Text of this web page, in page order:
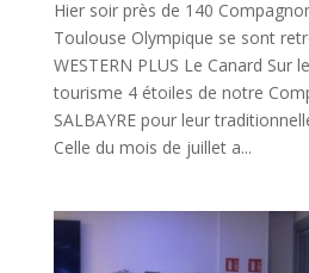
Hier soir près de 140
Toulouse Olympique se sont
WESTERN PLUS Le Canard Sur
tourisme 4 étoiles de notre
SALBAYRE pour leur
Celle du mois de juillet a...